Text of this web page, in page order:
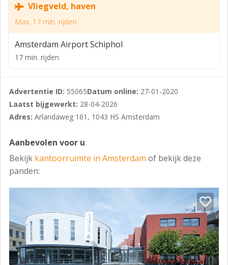
Vliegveld, haven
Max. 17 min. rijden
Amsterdam Airport Schiphol
17 min. rijden
Advertentie ID: 55065Datum online: 27-01-2020
Laatst bijgewerkt: 28-04-2026
Adres: Arlandaweg 161, 1043 HS Amsterdam
Aanbevolen voor u
Bekijk kantoorruimte in Amsterdam of bekijk deze
panden: